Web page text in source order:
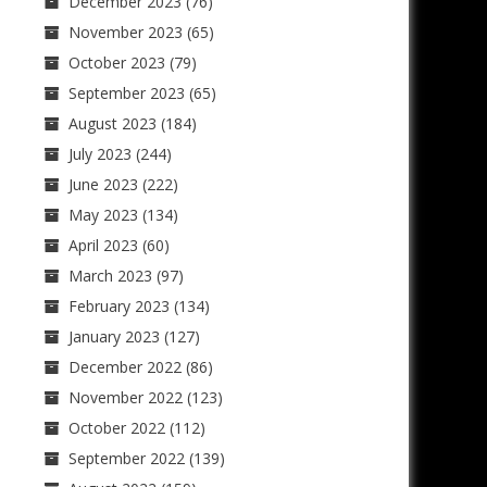
November 2023 (65)
October 2023 (79)
September 2023 (65)
August 2023 (184)
July 2023 (244)
June 2023 (222)
May 2023 (134)
April 2023 (60)
March 2023 (97)
February 2023 (134)
January 2023 (127)
December 2022(86)
November 2022(123)
October 2022(112)
September 2022(139)